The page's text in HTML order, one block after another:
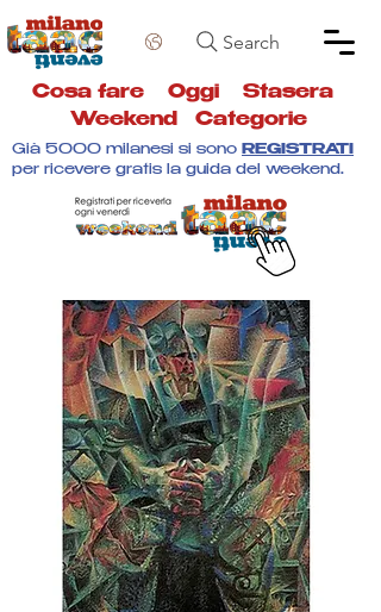
Search
Cosa fare Oggi Stasera
Weekend
Categorie
Già 5000 milanesi si sono REGISTRATI
per ricevere gratis la guida del weekend.